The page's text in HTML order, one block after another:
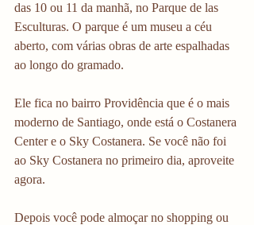
das 10 ou 11 da manhã, no Parque de las
Esculturas. O parque é um museu a céu
aberto, com várias obras de arte espalhadas
ao longo do gramado.
Ele fica no bairro Providência que é o mais
moderno de Santiago, onde está o Costanera
Center e o Sky Costanera. Se você não foi
ao Sky Costanera no primeiro dia, aproveite
agora.
Depois você pode almoçar no shopping ou